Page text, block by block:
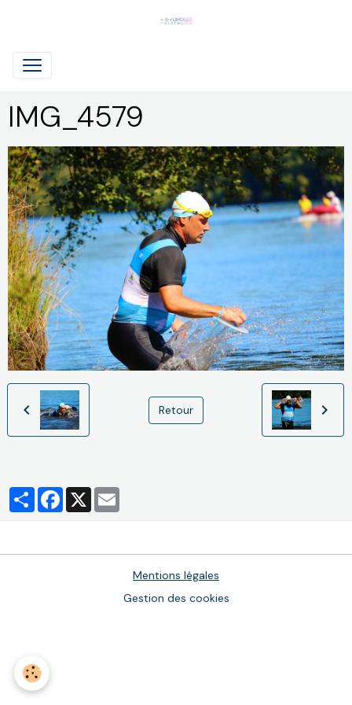
IMG_4579
Retour
PartagerFacebook
X
Mentions légales
Gestion des cookies